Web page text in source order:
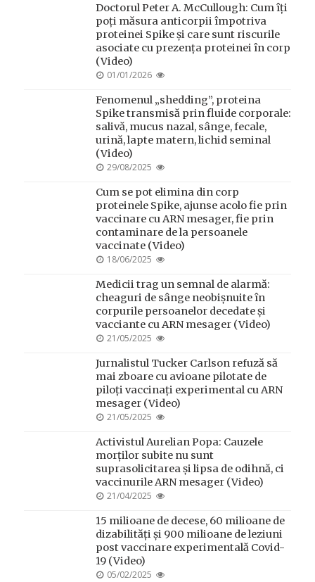
Doctorul Peter A. McCullough: Cum îți
poți măsura anticorpii împotriva
proteinei Spike și care sunt riscurile
asociate cu prezența proteinei în corp
(Video)
POSTED
01/01/2026
Fenomenul „shedding”, proteina
Spike transmisă prin fluide corporale:
salivă, mucus nazal, sânge, fecale,
urină, lapte matern, lichid seminal
(Video)
POSTED
29/08/2025
Cum se pot elimina din corp
proteinele Spike, ajunse acolo fie prin
vaccinare cu ARN mesager, fie prin
contaminare de la persoanele
vaccinate (Video)
POSTED
18/06/2025
Medicii trag un semnal de alarmă:
cheaguri de sânge neobișnuite în
corpurile persoanelor decedate și
vacciante cu ARN mesager (Video)
POSTED
21/05/2025
Jurnalistul Tucker Carlson refuză să
mai zboare cu avioane pilotate de
piloți vaccinați experimental cu ARN
mesager (Video)
POSTED
21/05/2025
Activistul Aurelian Popa: Cauzele
morților subite nu sunt
suprasolicitarea și lipsa de odihnă, ci
vaccinurile ARN mesager (Video)
POSTED
21/04/2025
15 milioane de decese, 60 milioane de
dizabilități și 900 milioane de leziuni
post vaccinare experimentală Covid-
19 (Video)
POSTED
05/02/2025